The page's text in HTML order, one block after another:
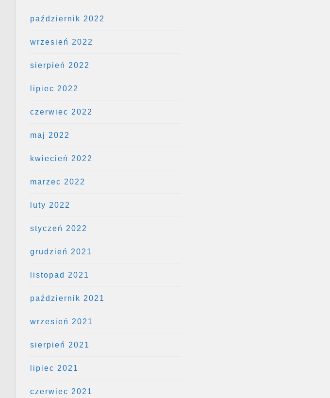
październik 2022
wrzesień 2022
sierpień 2022
lipiec 2022
czerwiec 2022
maj 2022
kwiecień 2022
marzec 2022
luty 2022
styczeń 2022
grudzień 2021
listopad 2021
październik 2021
wrzesień 2021
sierpień 2021
lipiec 2021
czerwiec 2021